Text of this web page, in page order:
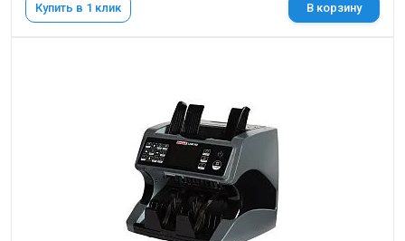
Купить в 1 клик В корзину